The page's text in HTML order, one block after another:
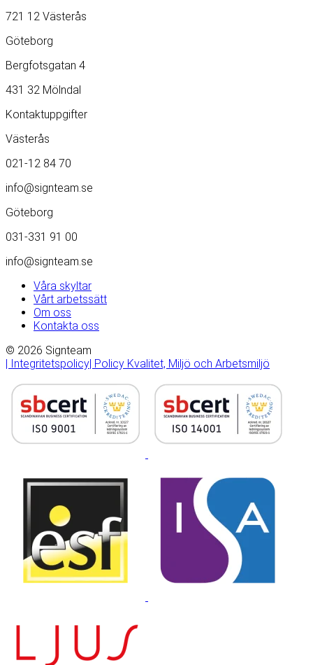
721 12 Västerås
Göteborg
Bergfotsgatan 4
431 32 Mölndal
Kontaktuppgifter
Västerås
021-12 84 70
info@signteam.se
Göteborg
031-331 91 00
info@signteam.se
Våra skyltar
Vårt arbetssätt
Om oss
Kontakta oss
© 2026 Signteam
| Integritetspolicy| Policy Kvalitet, Miljö och Arbetsmiljö